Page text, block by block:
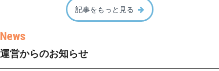
記事をもっと見る
運営からのお知らせ